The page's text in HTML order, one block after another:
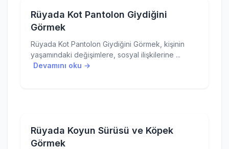
Rüyada Kot Pantolon Giydiğini
Görmek
Rüyada Kot Pantolon Giydiğini Görmek, kişinin
yaşamındaki değişimlere, sosyal ilişkilerine ...
Devamını oku →
Rüyada Koyun Sürüsü ve Köpek
Görmek